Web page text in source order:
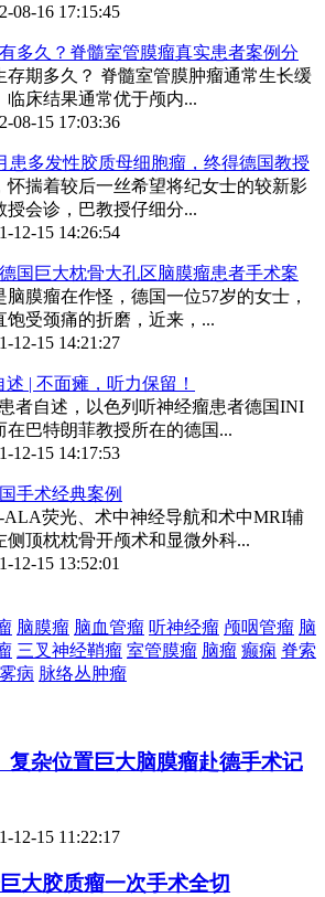
08-16 17:15:45
多久？脊髓室管膜瘤真实患者案例分
存期多久？ 脊髓室管膜肿瘤通常生长缓
临床结果通常优于颅内...
08-15 17:03:36
患多发性胶质母细胞瘤，终得德国教授
怀揣着较后一丝希望将纪女士的较新影
授会诊，巴教授仔细分...
12-15 14:26:54
国巨大枕骨大孔区脑膜瘤患者手术案
脑膜瘤在作怪，德国一位57岁的女士，
饱受颈痛的折磨，近来，...
12-15 14:21:27
| 不面瘫，听力保留！
者自述，以色列听神经瘤患者德国INI
在巴特朗菲教授所在的德国...
12-15 14:17:53
手术经典案例
ALA荧光、术中神经导航和术中MRI辅
侧顶枕枕骨开颅术和显微外科...
12-15 13:52:01
脑膜瘤 脑血管瘤 听神经瘤 颅咽管瘤 脑
三叉神经鞘瘤 室管膜瘤 脑瘤 癫痫 脊索
病 脉络丛肿瘤
复杂位置巨大脑膜瘤赴德手术记
12-15 11:22:17
大胶质瘤一次手术全切